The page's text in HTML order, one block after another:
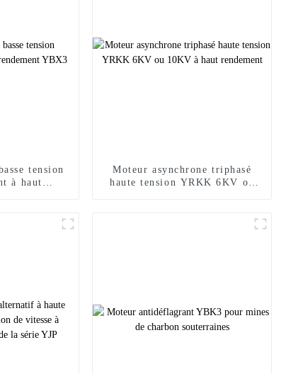
tension
à haut
Moteur asynchrone triphasé
haute tension YRKK 6KV ou